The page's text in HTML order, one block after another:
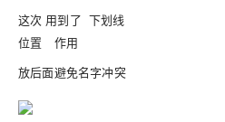
这次 用到了 下划线
位置
作用
放后面避免名字冲突